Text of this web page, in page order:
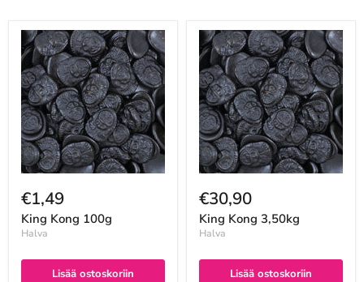
€1,49
King Kong 100g
Halva
Lisää ostoskoriin
€30,90
King Kong 3,50kg
Halva
Lisää ostoskoriin